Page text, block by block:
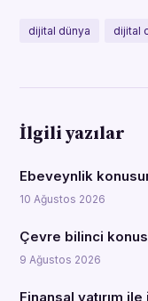
dijital dünya dijital
İlgili yazılar
Ebeveynlik
10 Ağustos 2026
Çevre bilinci
9 Ağustos 2026
Finansal yatırım